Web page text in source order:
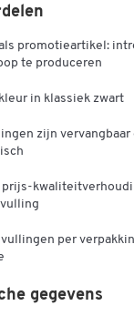
promotieartikel:
te produceren
in klassiek zwart
zijn vervangbaar
prijs-
vullingen per
gegevens